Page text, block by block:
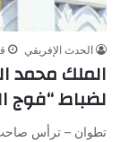
الحدث الإفريقي
الملك محمد
لضباط “فوج
تطوان – ترأس صاحب